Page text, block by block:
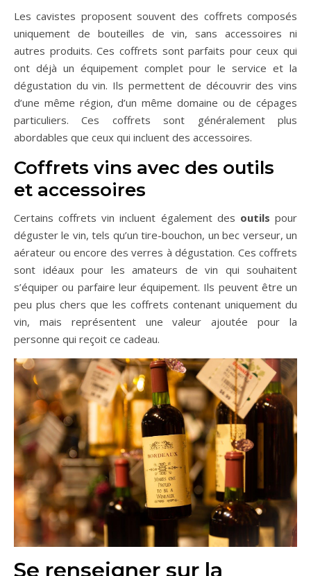
Les cavistes proposent souvent des coffrets composés
uniquement de bouteilles de vin, sans accessoires ni
autres produits. Ces coffrets sont parfaits pour ceux qui
ont déjà un équipement complet pour le service et la
dégustation du vin. Ils permettent de découvrir des vins
d’une même région, d’un même domaine ou de cépages
particuliers. Ces coffrets sont généralement plus
abordables que ceux qui incluent des accessoires.
Coffrets vins avec des outils
et accessoires
Certains coffrets vin incluent également des outils pour
déguster le vin, tels qu’un tire-bouchon, un bec verseur, un
aérateur ou encore des verres à dégustation. Ces coffrets
sont idéaux pour les amateurs de vin qui souhaitent
s’équiper ou parfaire leur équipement. Ils peuvent être un
peu plus chers que les coffrets contenant uniquement du
vin, mais représentent une valeur ajoutée pour la
personne qui reçoit ce cadeau.
Se renseigner sur la